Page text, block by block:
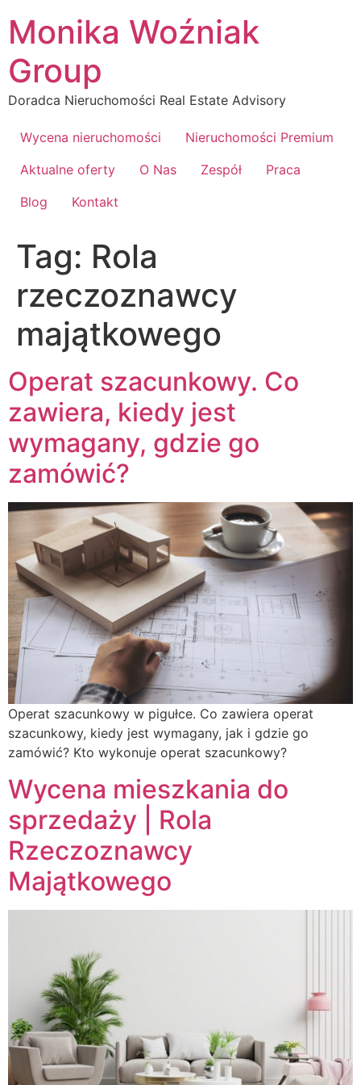
do
treści
Monika Woźniak
Group
Doradca Nieruchomości Real Estate Advisory
Wycena nieruchomości
Nieruchomości Premium
Aktualne oferty
O Nas Zespół
Praca
Blog
Kontakt
Tag: Rola
rzeczoznawcy
majątkowego
Operat szacunkowy. Co
zawiera, kiedy jest
wymagany, gdzie go
zamówić?
Operat szacunkowy w pigułce. Co zawiera operat
szacunkowy, kiedy jest wymagany, jak i gdzie go
zamówić? Kto wykonuje operat szacunkowy?
Wycena mieszkania do
sprzedaży | Rola
Rzeczoznawcy
Majątkowego